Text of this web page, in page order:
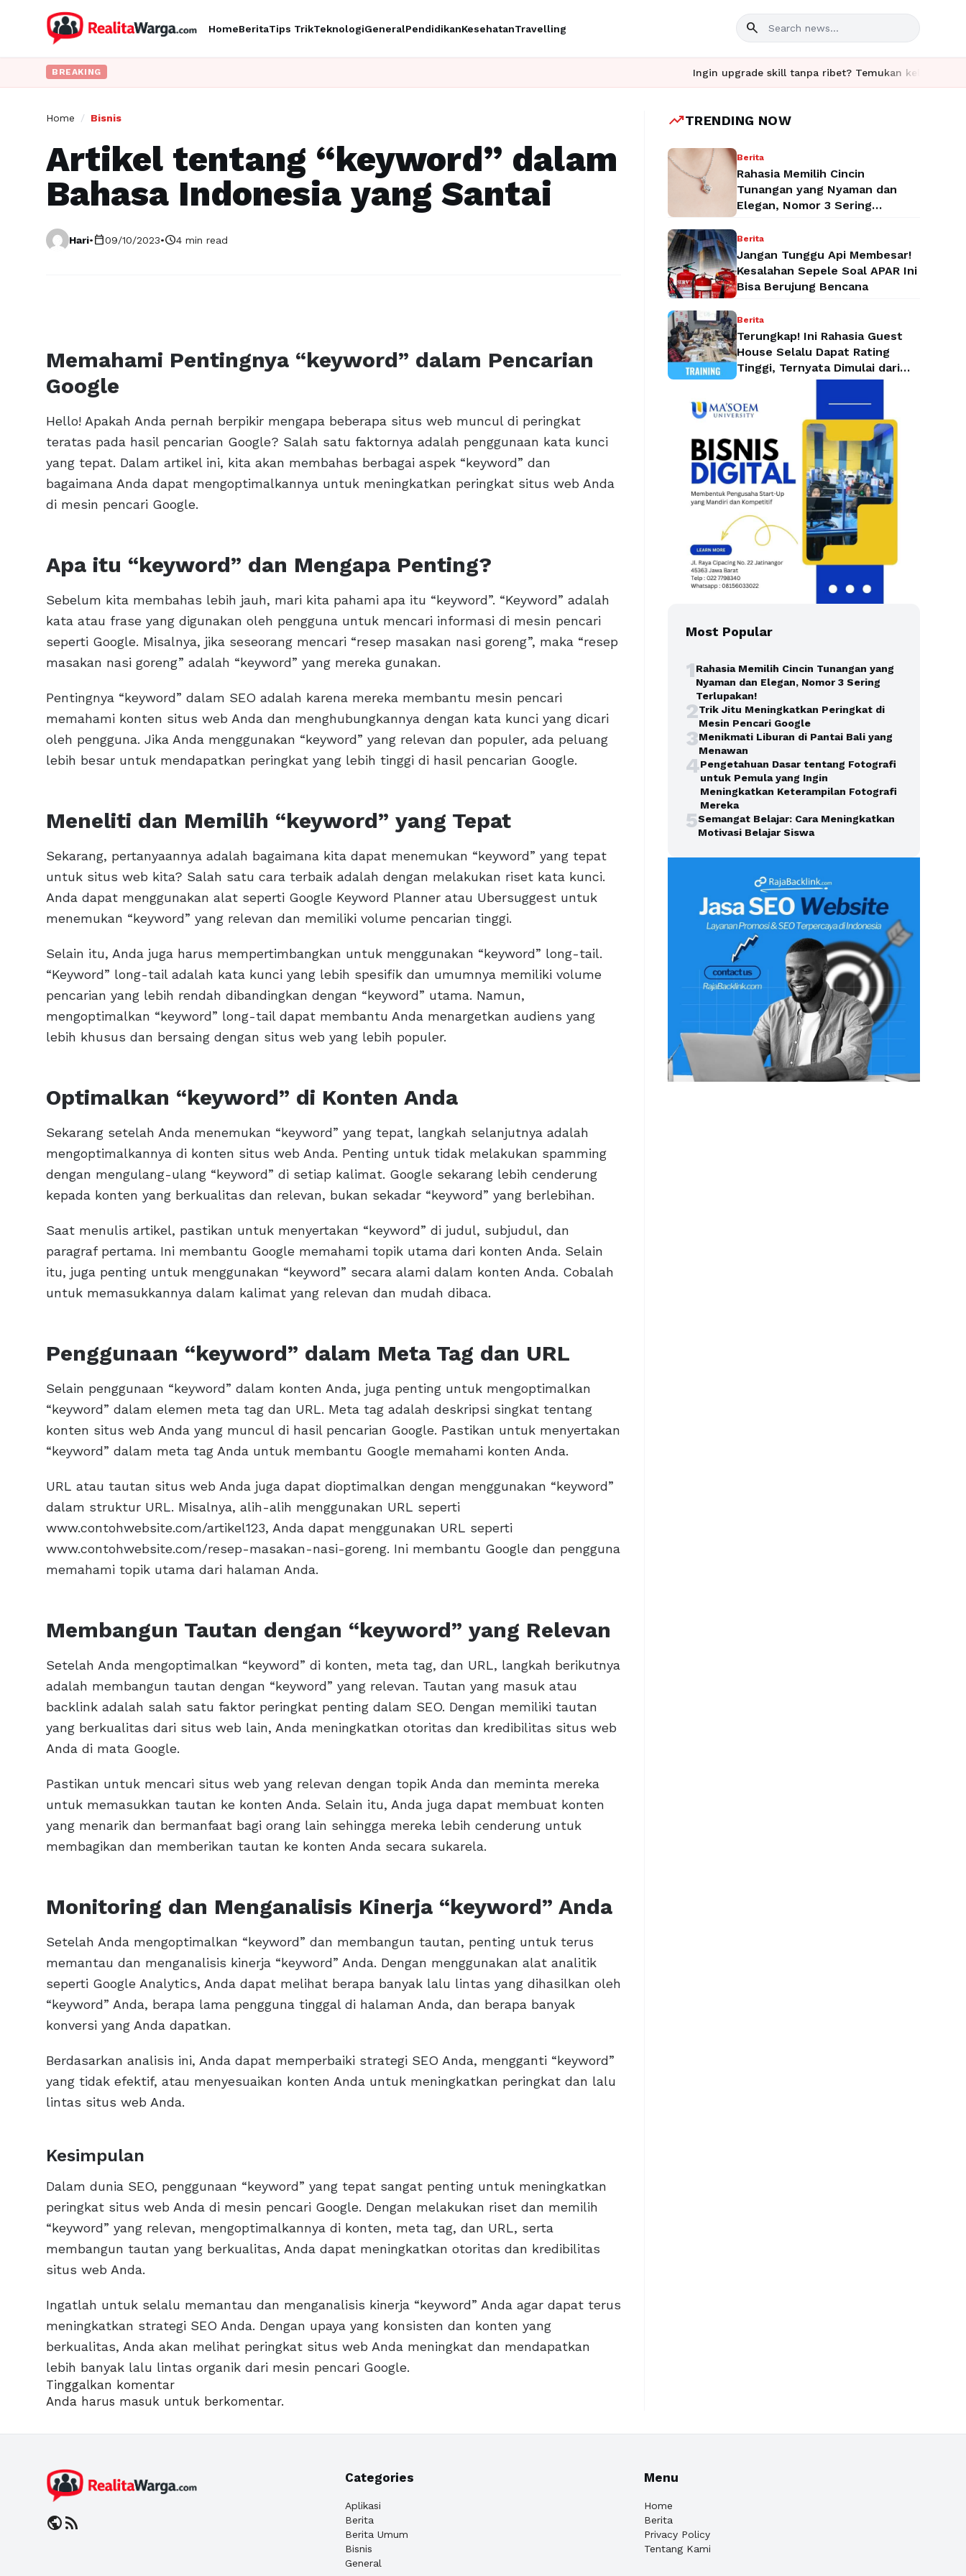
HomeBeritaTips TrikTeknologiGeneralPendidikanKesehatanTravelling search
BREAKING Ingin upgrade skill tanpa ribet? Temukan kelas seru dan
Home / Bisnis
Artikel tentang “keyword” dalam
Bahasa Indonesia yang Santai
Hari•calendar_today09/10/2023•schedule4 min read
Memahami Pentingnya “keyword” dalam Pencarian
Google
Hello! Apakah Anda pernah berpikir mengapa beberapa situs web muncul di peringkat
teratas pada hasil pencarian Google? Salah satu faktornya adalah penggunaan kata kunci
yang tepat. Dalam artikel ini, kita akan membahas berbagai aspek “keyword” dan
bagaimana Anda dapat mengoptimalkannya untuk meningkatkan peringkat situs web Anda
di mesin pencari Google.
Apa itu “keyword” dan Mengapa Penting?
Sebelum kita membahas lebih jauh, mari kita pahami apa itu “keyword”. “Keyword” adalah
kata atau frase yang digunakan oleh pengguna untuk mencari informasi di mesin pencari
seperti Google. Misalnya, jika seseorang mencari “resep masakan nasi goreng”, maka “resep
masakan nasi goreng” adalah “keyword” yang mereka gunakan.
Pentingnya “keyword” dalam SEO adalah karena mereka membantu mesin pencari
memahami konten situs web Anda dan menghubungkannya dengan kata kunci yang dicari
oleh pengguna. Jika Anda menggunakan “keyword” yang relevan dan populer, ada peluang
lebih besar untuk mendapatkan peringkat yang lebih tinggi di hasil pencarian Google.
Meneliti dan Memilih “keyword” yang Tepat
Sekarang, pertanyaannya adalah bagaimana kita dapat menemukan “keyword” yang tepat
untuk situs web kita? Salah satu cara terbaik adalah dengan melakukan riset kata kunci.
Anda dapat menggunakan alat seperti Google Keyword Planner atau Ubersuggest untuk
menemukan “keyword” yang relevan dan memiliki volume pencarian tinggi.
Selain itu, Anda juga harus mempertimbangkan untuk menggunakan “keyword” long-tail.
“Keyword” long-tail adalah kata kunci yang lebih spesifik dan umumnya memiliki volume
pencarian yang lebih rendah dibandingkan dengan “keyword” utama. Namun,
mengoptimalkan “keyword” long-tail dapat membantu Anda menargetkan audiens yang
lebih khusus dan bersaing dengan situs web yang lebih populer.
Optimalkan “keyword” di Konten Anda
Sekarang setelah Anda menemukan “keyword” yang tepat, langkah selanjutnya adalah
mengoptimalkannya di konten situs web Anda. Penting untuk tidak melakukan spamming
dengan mengulang-ulang “keyword” di setiap kalimat. Google sekarang lebih cenderung
kepada konten yang berkualitas dan relevan, bukan sekadar “keyword” yang berlebihan.
Saat menulis artikel, pastikan untuk menyertakan “keyword” di judul, subjudul, dan
paragraf pertama. Ini membantu Google memahami topik utama dari konten Anda. Selain
itu, juga penting untuk menggunakan “keyword” secara alami dalam konten Anda. Cobalah
untuk memasukkannya dalam kalimat yang relevan dan mudah dibaca.
Penggunaan “keyword” dalam Meta Tag dan URL
Selain penggunaan “keyword” dalam konten Anda, juga penting untuk mengoptimalkan
“keyword” dalam elemen meta tag dan URL. Meta tag adalah deskripsi singkat tentang
konten situs web Anda yang muncul di hasil pencarian Google. Pastikan untuk menyertakan
“keyword” dalam meta tag Anda untuk membantu Google memahami konten Anda.
URL atau tautan situs web Anda juga dapat dioptimalkan dengan menggunakan “keyword”
dalam struktur URL. Misalnya, alih-alih menggunakan URL seperti
www.contohwebsite.com/artikel123, Anda dapat menggunakan URL seperti
www.contohwebsite.com/resep-masakan-nasi-goreng. Ini membantu Google dan pengguna
memahami topik utama dari halaman Anda.
Membangun Tautan dengan “keyword” yang Relevan
Setelah Anda mengoptimalkan “keyword” di konten, meta tag, dan URL, langkah berikutnya
adalah membangun tautan dengan “keyword” yang relevan. Tautan yang masuk atau
backlink adalah salah satu faktor peringkat penting dalam SEO. Dengan memiliki tautan
yang berkualitas dari situs web lain, Anda meningkatkan otoritas dan kredibilitas situs web
Anda di mata Google.
Pastikan untuk mencari situs web yang relevan dengan topik Anda dan meminta mereka
untuk memasukkan tautan ke konten Anda. Selain itu, Anda juga dapat membuat konten
yang menarik dan bermanfaat bagi orang lain sehingga mereka lebih cenderung untuk
membagikan dan memberikan tautan ke konten Anda secara sukarela.
Monitoring dan Menganalisis Kinerja “keyword” Anda
Setelah Anda mengoptimalkan “keyword” dan membangun tautan, penting untuk terus
memantau dan menganalisis kinerja “keyword” Anda. Dengan menggunakan alat analitik
seperti Google Analytics, Anda dapat melihat berapa banyak lalu lintas yang dihasilkan oleh
“keyword” Anda, berapa lama pengguna tinggal di halaman Anda, dan berapa banyak
konversi yang Anda dapatkan.
Berdasarkan analisis ini, Anda dapat memperbaiki strategi SEO Anda, mengganti “keyword”
yang tidak efektif, atau menyesuaikan konten Anda untuk meningkatkan peringkat dan lalu
lintas situs web Anda.
Kesimpulan
Dalam dunia SEO, penggunaan “keyword” yang tepat sangat penting untuk meningkatkan
peringkat situs web Anda di mesin pencari Google. Dengan melakukan riset dan memilih
“keyword” yang relevan, mengoptimalkannya di konten, meta tag, dan URL, serta
membangun tautan yang berkualitas, Anda dapat meningkatkan otoritas dan kredibilitas
situs web Anda.
Ingatlah untuk selalu memantau dan menganalisis kinerja “keyword” Anda agar dapat terus
meningkatkan strategi SEO Anda. Dengan upaya yang konsisten dan konten yang
berkualitas, Anda akan melihat peringkat situs web Anda meningkat dan mendapatkan
lebih banyak lalu lintas organik dari mesin pencari Google.
Tinggalkan komentar
Anda harus masuk untuk berkomentar.
trending_upTRENDING NOW
Berita
Rahasia Memilih Cincin
Tunangan yang Nyaman dan
Elegan, Nomor 3 Sering
Berita
Jangan Tunggu Api Membesar!
Kesalahan Sepele Soal APAR Ini
Bisa Berujung Bencana
Berita
Terungkap! Ini Rahasia Guest
House Selalu Dapat Rating
Tinggi, Ternyata Dimulai dari
Housekeeping
Most Popular
1Rahasia Memilih Cincin Tunangan yang
Nyaman dan Elegan, Nomor 3 Sering
Terlupakan!
2Trik Jitu Meningkatkan Peringkat di
Mesin Pencari Google
3Menikmati Liburan di Pantai Bali yang
Menawan
4Pengetahuan Dasar tentang Fotografi
untuk Pemula yang Ingin
Meningkatkan Keterampilan Fotografi
Mereka
5Semangat Belajar: Cara Meningkatkan
Motivasi Belajar Siswa
publicrss_feed
Categories
Aplikasi
Berita
Berita Umum
Bisnis
General
Menu
Home
Berita
Privacy Policy
Tentang Kami